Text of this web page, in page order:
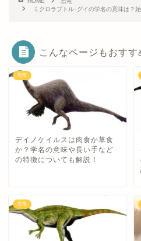
ミクロラプトル･グイの学名の意味は？
こんなページもおすす
恐竜
デイノケイルスは肉食か草食
か？学名の意味や長い手など
の特徴についても解説！
恐竜